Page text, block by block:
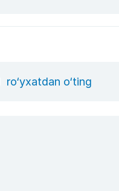
ro‘yxatdan o‘ting